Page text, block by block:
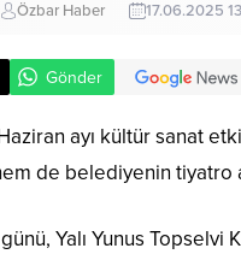
Özbar Haber 17.06.2025
Gönder
ayı kültür sanat
de belediyenin
Yalı Yunus